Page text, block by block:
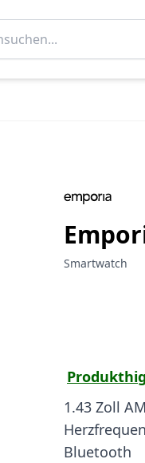
Smartwatch
1.43 Zoll
Bluetooth